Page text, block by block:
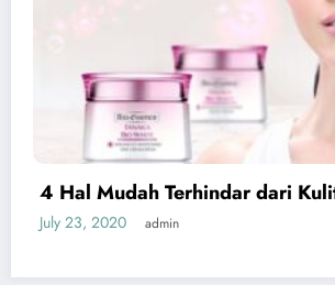
4 Hal Mudah Terhindar dari
July 23, 2020 admin